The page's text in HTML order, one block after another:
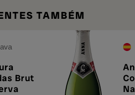
TAMBÉM
Brut